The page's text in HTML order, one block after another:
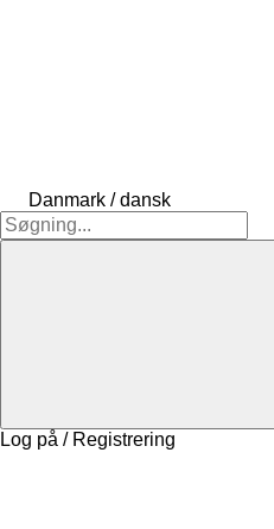
Danmark / dansk
Log på / Registrering